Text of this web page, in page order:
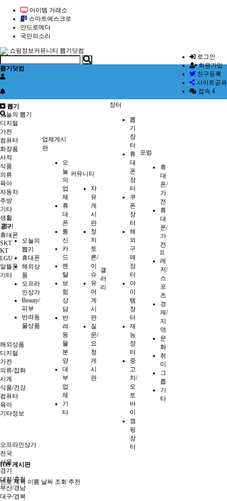
아이템 거래소
스마트에스크로
안드로메다
국민의소리
로그인
회원가입
친구등록
사이트공유
접속 4
쇼핑정보커뮤니티 뽑기닷컴
뽑기닷컴
뽑기
오늘의 뽑기
디지털
가전
컴퓨터
화장품
서적
식품
의류
육아
자동차
주방
기타
생활
공구
휴대폰
SKT
KT
LGU +
알뜰폰
기타
해외상품
디지털
가전
의류/잡화
시계
식품/건강
컴퓨터
육아
기타정보
오프라인상가
전국
서울
경기
대전/충청
부산/경남
대구/경북
뽑기
오늘의
뽑기
휴대폰
해외상
품
오프라
인상가
Beauty/
피부
반려동
물상품
업체게시
판
오
늘
의
업
체
휴
대
폰
통
신
카
드
렌
탈
보
험
상
담
반
려
동
물
분
양
대
부
업
체
기
타
커뮤니티
자
유
게
시
판
정
치
토
론/
이
슈
유
머
게
시
판
질
문/
요
청
게
시
판
갤
러
리
장터
뽑
기
장
터
휴
대
폰
장
터
쿠
폰
장
터
해
외
구
매
장
터
아
이
템
장
터
재
능
장
터
중
고
차/
오
토
바
이
캠
핑
장
터
포럼
휴
대
폰/
가
전
휴
대
폰/
가
전
II
레
저/
스
포
츠
경
제/
지
역
문
화
취
미
그
룹
기
타
IOS 게시판
번호 제목 이름 날짜 조회 추천